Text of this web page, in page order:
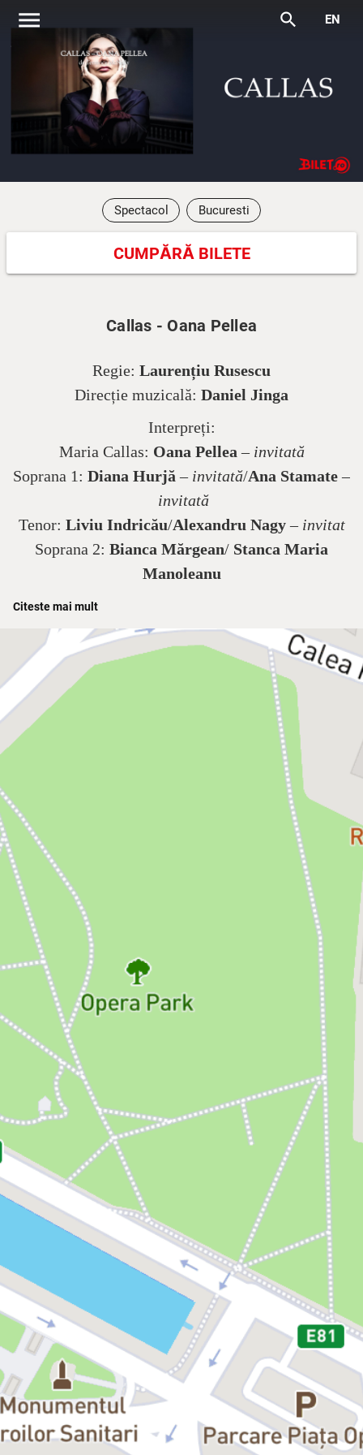
menu search EN
Spectacol Bucuresti
CUMPĂRĂ BILETE
Callas - Oana Pellea
Regie: Laurențiu Rusescu
Direcție muzicală: Daniel Jinga
Interpreți:
Maria Callas: Oana Pellea– invitată
Soprana 1: Diana Hurjă–invitată/Ana Stamate–
invitată
Tenor: Liviu Indricău/Alexandru Nagy–invitat
Soprana 2: Bianca Mărgean/ Stanca Maria
Manoleanu
Pianistul:
Cea mai inedită premieră a stagiunii la Opera
Națională București “Callas”, o producție originală
la intersecția dintre teatru și operă, ce explorează
multiplele fațete ale personalității sopranei Maria
Callas. Piesa lui Terrence McNally urmărește un
masterclass susținut de divă la Juilliard School of
Music din New York, în ultimii ani din viață.
Formatul cursului devine pretextul unei
descoperiri surprinzătoare. În timp ce le oferă
indicații tehnice tinerilor aspiranți la o carieră în
belcanto, Maria Callas se destăinuie și
autoanalizează. O face cu sinceritate dureroasă,
explorând relația ambiguă cu celebritatea, cu
așteptările nesfârșite ale publicului, cu
compromisurile pe care le-a făcut de-a lungul
carierei fulminante.
Fiecare student îi prilejuiește altă introspectie.
Prin ochii naivei Sophie, Maria Callas își
retrăiește propriile îndoieli și temeri din tinerețe.
Sharon cea ambițioasă o determină să-și
reevalueze standardele imposibile de perfecțiune.
Iar tenorul Tony îi readuce aminte cum a iubit
muzica mai presus de orice, înainte ca faima să
devină o povară.
Interpretarea extraordinar de complexă a Oanei
Pellea surprinde toate nuanțele personalității
Mariei Callas – riguroasă și exigentă în abordarea
artei, dar și romantică, vulnerabilă și profund
umană. Actrița reușește performanța de a o reînvia
pe divă fără a o imita, de a-i readuce pe scenă aura
legendară printr-o creație originală.
Publicul devine martorul unei autopsii emoționale,
Citeste mai mult